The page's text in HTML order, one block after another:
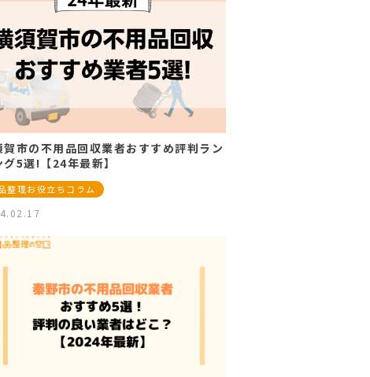
賀市の不用品回収業者おすすめ評判ラン
グ5選!【24年最新】
整理お役立ちコラム